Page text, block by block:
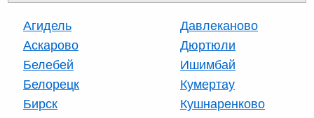
Агидель
Аскарово
Белебей
Белорецк
Бирск
Давлеканово
Дюртюли
Ишимбай
Кумертау
Кушнаренково